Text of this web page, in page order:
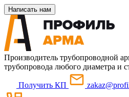
Написать нам
Производитель трубопроводной
трубопровода любого диаметра и
Получить КП